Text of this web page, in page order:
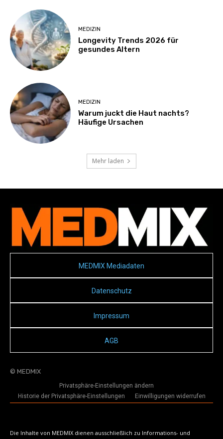
MEDIZIN
Longevity Trends 2026 für
gesundes Altern
MEDIZIN
Warum juckt die Haut nachts?
Häufige Ursachen
Mehr laden
MEDMIX Mediadaten
Datenschutz
Impressum
AGB
© MEDMIX
Privatsphäre-Einstellungen ändern
Historie der Privatsphäre-Einstellungen
Einwilligungen widerrufen
Die Inhalte von MEDMIX dienen ausschließlich zu Informations- und